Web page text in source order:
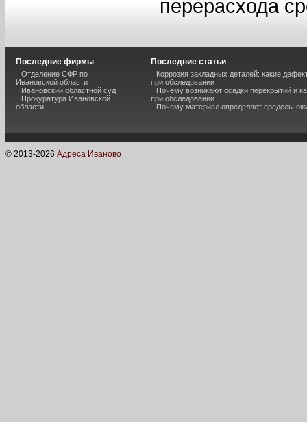
перерасхода
Последние фирмы
Отделение СФР по
Ивановской области
Ивановский областной суд
Прокуратура Ивановской
области
Последние статьи
Коррозия закладных деталей: какие
при обследовании
Почему возникают осадки перекрытий и
при обследовании
Почему материал определяет пределы
© 2013-2026 Адреса Иваново